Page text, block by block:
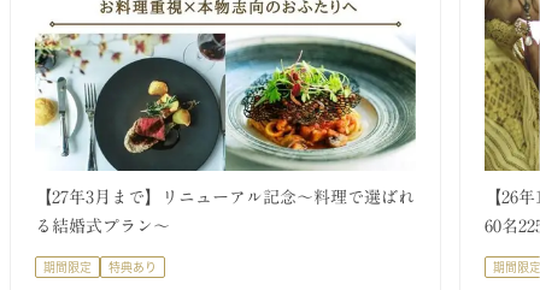
【27年3月まで】リニューアル記念～料理で選ばれ
る結婚式プラン～
期間限定 特典あり
【26
60名
期間限定